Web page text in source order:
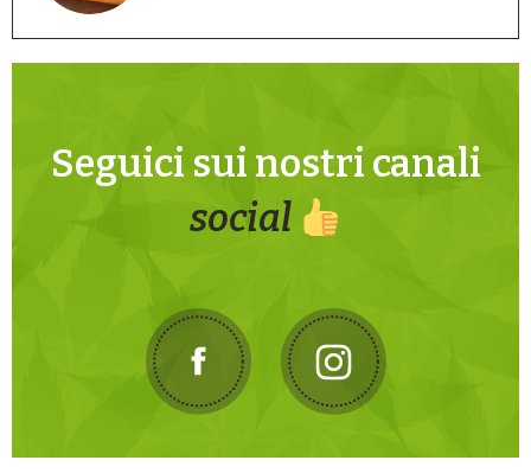
Seguici sui nostri canali
social